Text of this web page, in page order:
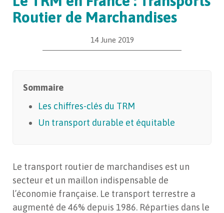
Routier de Marchandises
14 June 2019
Sommaire
Les chiffres-clés du TRM
Un transport durable et équitable
Le transport routier de marchandises est un
secteur et un maillon indispensable de
l’économie française. Le transport terrestre a
augmenté de 46% depuis 1986. Réparties dans le